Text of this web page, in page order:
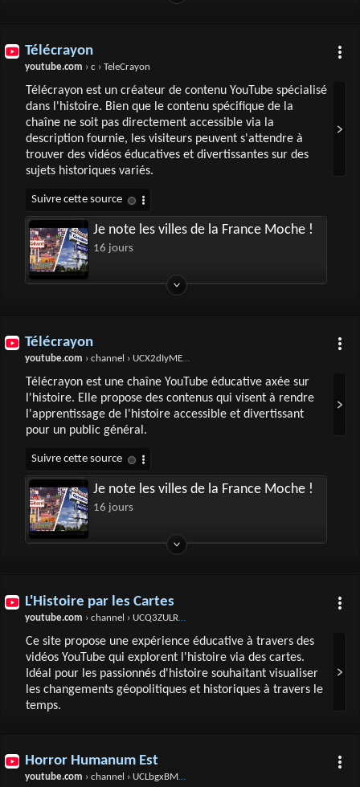
Télécrayon
youtube.com › c › TeleCrayon
Télécrayon est un créateur de contenu YouTube spécialisé
dans l'histoire. Bien que le contenu spécifique de la
chaîne ne soit pas directement accessible via la
description fournie, les visiteurs peuvent s'attendre à
trouver des vidéos éducatives et divertissantes sur des
sujets historiques variés.
Je note les villes de la France Moche !
16 jours
Télécrayon
youtube.com › channel › UCX2dIyMEQMWy3AQBlq1CYXQ
Télécrayon est une chaîne YouTube éducative axée sur
l'histoire. Elle propose des contenus qui visent à rendre
l'apprentissage de l'histoire accessible et divertissant
pour un public général.
Je note les villes de la France Moche !
16 jours
L'Histoire par les Cartes
youtube.com › channel › UCQ3ZULRPs2T-hlCBd9-1vtA
Ce site propose une expérience éducative à travers des
vidéos YouTube qui explorent l'histoire via des cartes.
Idéal pour les passionnés d'histoire souhaitant visualiser
les changements géopolitiques et historiques à travers le
temps.
Horror Humanum Est
youtube.com › channel › UCLbgxBMMEo6mAYe87esxGmg